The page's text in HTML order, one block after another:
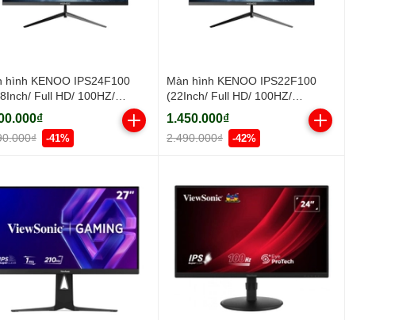
hình KENOO IPS24F100
Full HD/ 100HZ/
m2/ IPS)
-41%
Màn hình KENOO IPS22F100
(22Inch/ Full HD/ 100HZ/
250cd/m2/ IPS)
1.450.000₫
2.490.000₫ -42%